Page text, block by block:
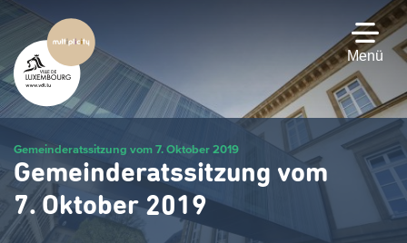
Zum
Hauptinhalt
gehen
Menü
Gemeinderatssitzung vom 7. Oktober 2019
Gemeinderatssitzung vom
7. Oktober 2019